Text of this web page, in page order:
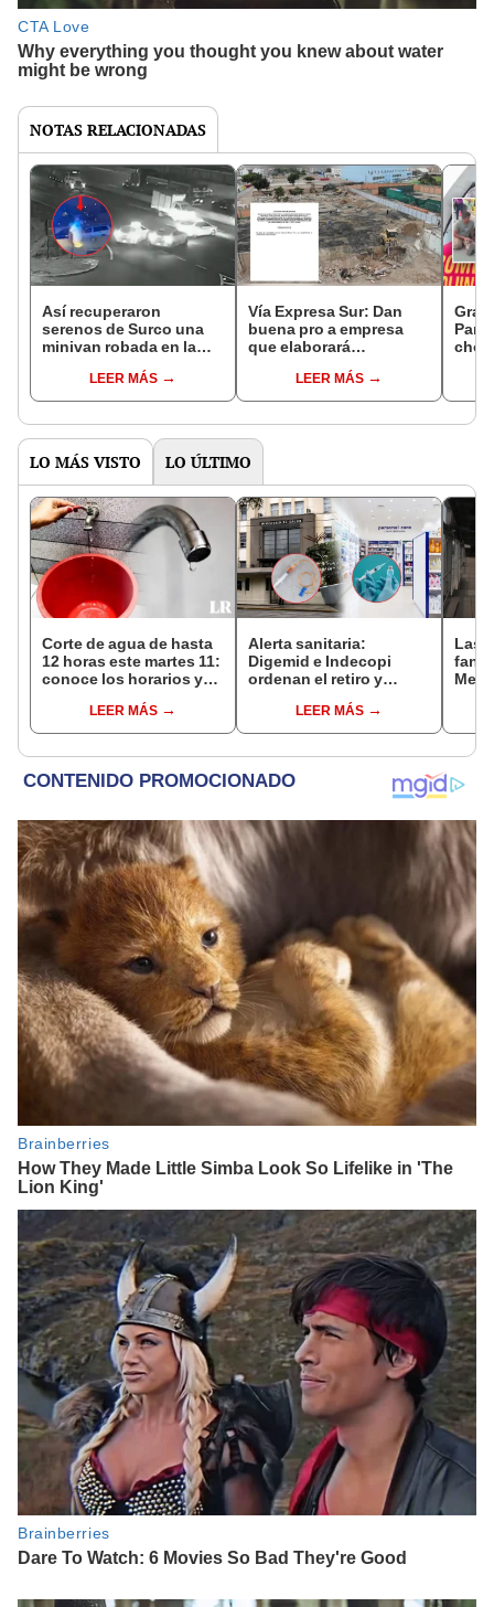
NOTAS RELACIONADAS
Así recuperaron
serenos de Surco una
minivan robada en la
cámaras captan veloz
operativo
LEER MÁS
Vía Expresa Sur: Dan
buena pro a empresa
que elaborará
proyectoLEER MÁS
10
LO MÁS VISTO LO ÚLTIMO
Corte de agua de hasta
12 horas este martes 11:
conoce los horarios y
Miraflores, SJL, Los
Olivos y más
LEER MÁS
Alerta sanitaria:
Digemid e Indecopi
ordenan el retiro y
productos médicos
contra el cáncer por
LEER MÁS
Las